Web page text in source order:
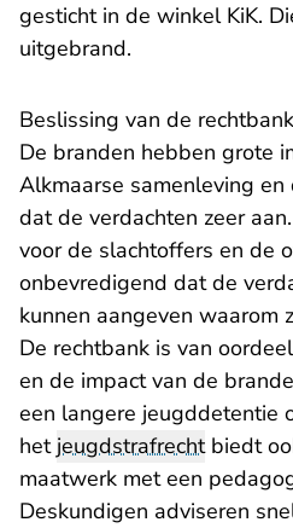
gesticht in de winkel KiK.
uitgebrand.
Beslissing van de rechtbank
De branden hebben grote
Alkmaarse samenleving
dat de verdachten zeer
voor de slachtoffers en de
onbevredigend dat de
kunnen aangeven waarom
De rechtbank is van
en de impact van de
een langere jeugddetentie
het jeugdstrafrechtbiedt
maatwerk met een
Deskundigen adviseren